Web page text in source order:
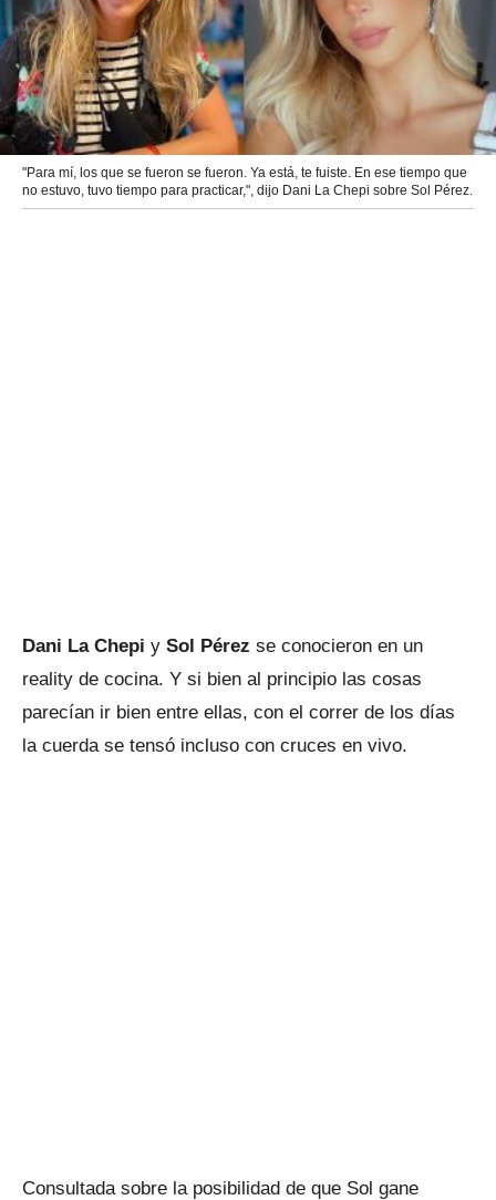
"Para mí, los que se fueron se fueron. Ya está, te fuiste. En ese tiempo que
no estuvo, tuvo tiempo para practicar,", dijo Dani La Chepi sobre Sol Pérez.
Dani La Chepi y Sol Pérez se conocieron en un
reality de cocina. Y si bien al principio las cosas
parecían ir bien entre ellas, con el correr de los días
la cuerda se tensó incluso con cruces en vivo.
Consultada sobre la posibilidad de que Sol gane